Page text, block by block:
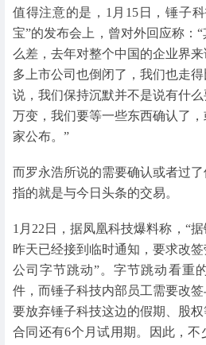
值得注意的是，1月15日，锤子
宝”的发布会上，曾对外回应称：
么差，去年对整个中国的企业界
多上市公司也倒闭了，我们也走
说，我们保持沉默并不是说有什
万变，我们要等一些东西确认了
家公布。”
而罗永浩所说的需要确认或者过
指的就是与今日头条的交易。
1月22日，据凤凰科技爆料称，“
昨天已经接到临时通知，要求改
公司字节跳动”。字节跳动看重
件，而锤子科技内部员工需要改
要放弃锤子科技这边的假期、股
合同还有6个月试用期。因此，